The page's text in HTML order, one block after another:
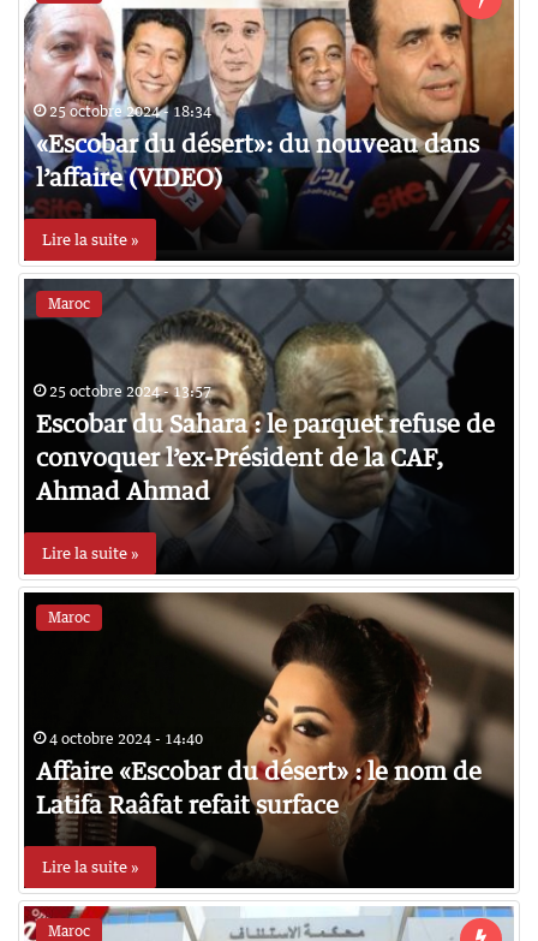
25 octobre 2024 - 18:34
«Escobar du désert»: du nouveau dans
l’affaire (VIDEO)
Lire la suite »
Maroc
25 octobre 2024 - 13:57
Escobar du Sahara : le parquet refuse de
convoquer l’ex-Président de la CAF,
Ahmad Ahmad
Lire la suite »
Maroc
4 octobre 2024 - 14:40
Affaire «Escobar du désert» : le nom de
Latifa Raâfat refait surface
Lire la suite »
Maroc